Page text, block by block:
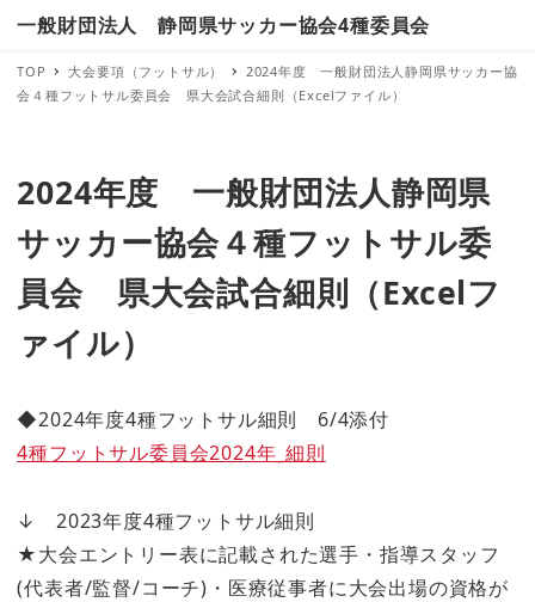
一般財団法人 静岡県サッカー協会4種委員会
TOP 大会要項（フットサル）
2024年度 一般財団法人静岡県サッカー協
会４種フットサル委員会 県大会試合細則（Excelファイル）
2024年度 一般財団法人静岡県
サッカー協会４種フットサル委
員会 県大会試合細則（Excelフ
ァイル）
◆2024年度4種フットサル細則 6/4添付
4種フットサル委員会2024年_細則
↓ 2023年度4種フットサル細則
★大会エントリー表に記載された選手・指導スタッフ
(代表者/監督/コーチ)・医療従事者に大会出場の資格が